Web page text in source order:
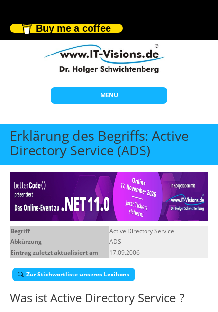
Buy me a coffee
MENU
Start
Themen
Beratung
Individuelle Schulungen
Offene Seminare
Wissen
Erklärung des Begriffs: Active
Directory Service (ADS)
Begriff
Active Directory Service
Abkürzung
ADS
Eintrag zuletzt aktualisiert am
17.09.2006
Zur Stichwortliste unseres Lexikons
Was istActive Directory Service ?